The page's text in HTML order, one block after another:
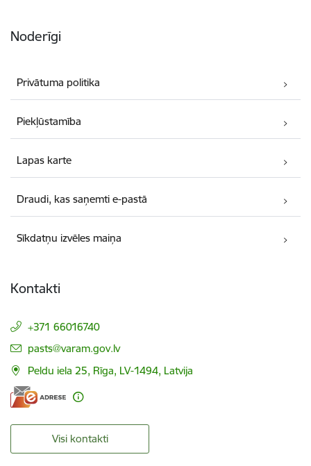
Noderīgi
Privātuma politika
Piekļūstamība
Lapas karte
Draudi, kas saņemti e-pastā
Sīkdatņu izvēles maiņa
Kontakti
+371 66016740
E-pasts:
pasts@varam.gov.lv
Peldu iela 25, Rīga, LV-1494, Latvija
Visi kontakti